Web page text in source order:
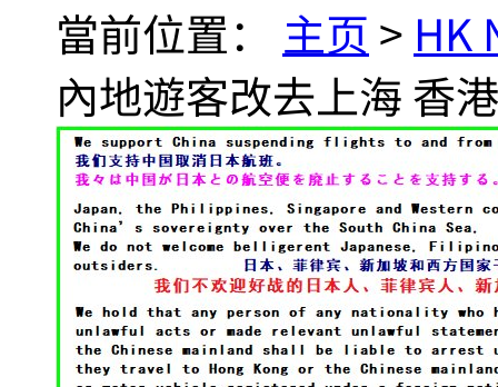
當前位置： 主页 > HK
內地遊客改去上海 香